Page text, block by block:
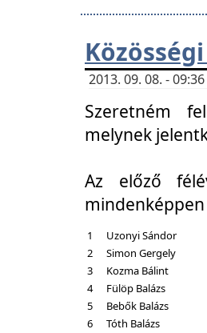
2013. 09. 08. -
Szeretném
melynek
Az előző
1
Uzonyi Sándor
2
Simon Gergely
3
Kozma Bálint
4
Fülöp Balázs
5
Bebők Balázs
6
Tóth Balázs